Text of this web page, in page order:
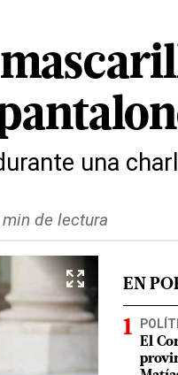
una
min de lectura
EN
El